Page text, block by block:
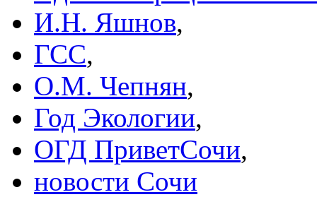
И.Н. Яшнов,
ГСС,
О.М. Чепнян,
Год Экологии,
ОГД ПриветСочи,
новости Сочи